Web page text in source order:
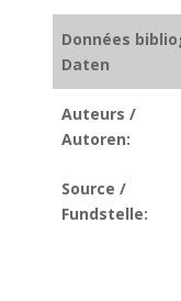
Données
Daten
Auteurs /
Autoren:
Source /
Fundstelle: